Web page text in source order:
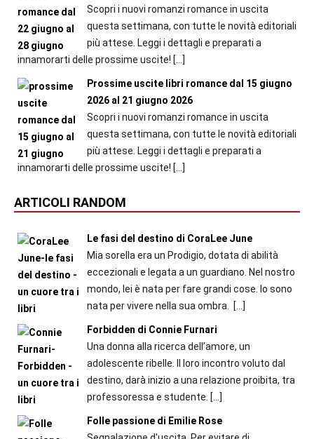
Scopri i nuovi romanzi romance in uscita
questa settimana, con tutte le novità editoriali
più attese. Leggi i dettagli e preparati a
innamorarti delle prossime uscite! […]
Prossime uscite libri romance dal 15 giugno
2026 al 21 giugno 2026
Scopri i nuovi romanzi romance in uscita
questa settimana, con tutte le novità editoriali
più attese. Leggi i dettagli e preparati a
innamorarti delle prossime uscite! […]
ARTICOLI RANDOM
Le fasi del destino di CoraLee June
Mia sorella era un Prodigio, dotata di abilità
eccezionali e legata a un guardiano. Nel nostro
mondo, lei è nata per fare grandi cose. Io sono
nata per vivere nella sua ombra. […]
Forbidden di Connie Furnari
Una donna alla ricerca dell’amore, un
adolescente ribelle. Il loro incontro voluto dal
destino, darà inizio a una relazione proibita, tra
professoressa e studente. […]
Folle passione di Emilie Rose